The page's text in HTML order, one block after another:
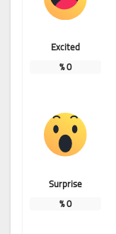
Excited
0
%
Surprise
0
%